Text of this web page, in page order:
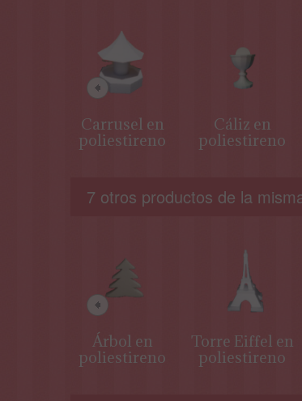
Carrusel en
poliestireno
Cáliz en
poliestireno
7 otros productos de la
Árbol en
poliestireno
Torre Eiffel en
poliestireno